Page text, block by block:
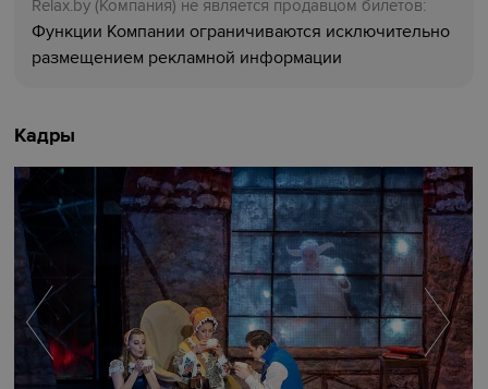
Relaх.by (Компания) не является продавцом билетов:
Функции Компании ограничиваются исключительно
размещением рекламной информации
Кадры